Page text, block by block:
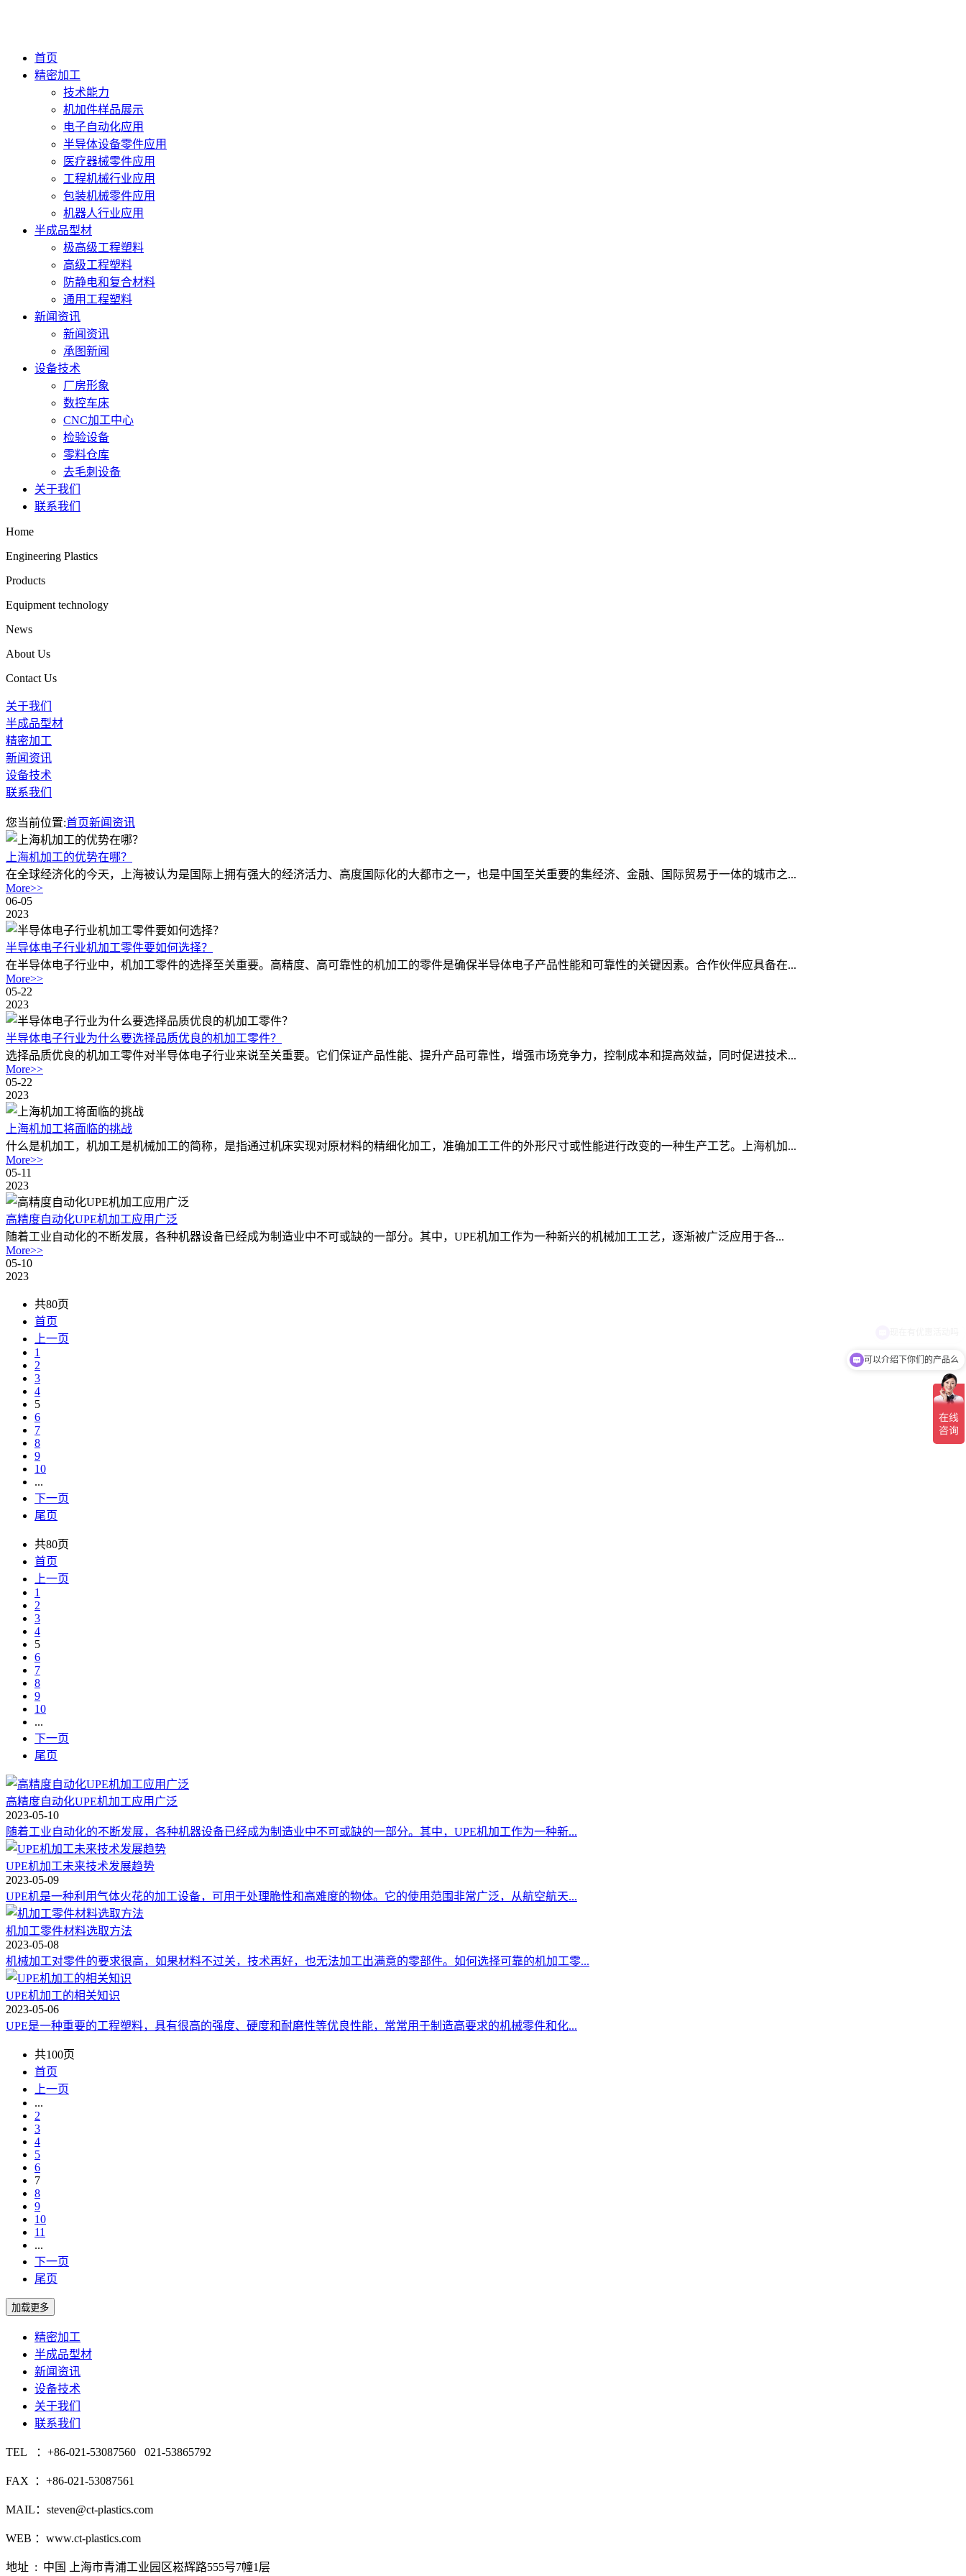
首页
精密加工
技术能力
机加件样品展示
电子自动化应用
半导体设备零件应用
医疗器械零件应用
工程机械行业应用
包装机械零件应用
机器人行业应用
半成品型材
极高级工程塑料
高级工程塑料
防静电和复合材料
通用工程塑料
新闻资讯
新闻资讯
承图新闻
设备技术
厂房形象
数控车床
CNC加工中心
检验设备
零料仓库
去毛刺设备
关于我们
联系我们
Home
Engineering Plastics
Products
Equipment technology
News
About Us
Contact Us
关于我们
半成品型材
精密加工
新闻资讯
设备技术
联系我们
您当前位置:首页新闻资讯
上海机加工的优势在哪？
在全球经济化的今天，上海被认为是国际上拥有强大的经济活力、高度国际化的大都市之一，也是中国至关重要的集经济、金融、国际贸易于一体的城市之...
More>>
06-05
2023
半导体电子行业机加工零件要如何选择？
在半导体电子行业中，机加工零件的选择至关重要。高精度、高可靠性的机加工的零件是确保半导体电子产品性能和可靠性的关键因素。合作伙伴应具备在...
More>>
05-22
2023
半导体电子行业为什么要选择品质优良的机加工零件？
选择品质优良的机加工零件对半导体电子行业来说至关重要。它们保证产品性能、提升产品可靠性，增强市场竞争力，控制成本和提高效益，同时促进技术...
More>>
05-22
2023
上海机加工将面临的挑战
什么是机加工，机加工是机械加工的简称，是指通过机床实现对原材料的精细化加工，准确加工工件的外形尺寸或性能进行改变的一种生产工艺。上海机加...
More>>
05-11
2023
高精度自动化UPE机加工应用广泛
随着工业自动化的不断发展，各种机器设备已经成为制造业中不可或缺的一部分。其中，UPE机加工作为一种新兴的机械加工工艺，逐渐被广泛应用于各...
More>>
05-10
2023
共80页
首页
上一页
1
2
3
4
5
6
7
8
9
10
...
下一页
尾页
共80页
首页
上一页
1
2
3
4
5
6
7
8
9
10
...
下一页
尾页
高精度自动化UPE机加工应用广泛
2023-05-10
随着工业自动化的不断发展，各种机器设备已经成为制造业中不可或缺的一部分。其中，UPE机加工作为一种新...
UPE机加工未来技术发展趋势
2023-05-09
UPE机是一种利用气体火花的加工设备，可用于处理脆性和高难度的物体。它的使用范围非常广泛，从航空航天...
机加工零件材料选取方法
2023-05-08
机械加工对零件的要求很高，如果材料不过关，技术再好，也无法加工出满意的零部件。如何选择可靠的机加工零...
UPE机加工的相关知识
2023-05-06
UPE是一种重要的工程塑料，具有很高的强度、硬度和耐磨性等优良性能，常常用于制造高要求的机械零件和化...
共100页
首页
上一页
...
2
3
4
5
6
7
8
9
10
11
...
下一页
尾页
精密加工
半成品型材
新闻资讯
设备技术
关于我们
联系我们
TEL ：+86-021-53087560 021-53865792
FAX ：+86-021-53087561
MAIL：steven@ct-plastics.com
WEB ：www.ct-plastics.com
地址 : 中国 上海市青浦工业园区崧辉路555号7幢1层
可以介绍下你们的产品么